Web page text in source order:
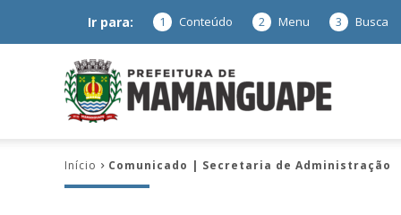
Ir para: 1 Conteúdo 2 Menu 3 Busca
Início Comunicado | Secretaria de Administração